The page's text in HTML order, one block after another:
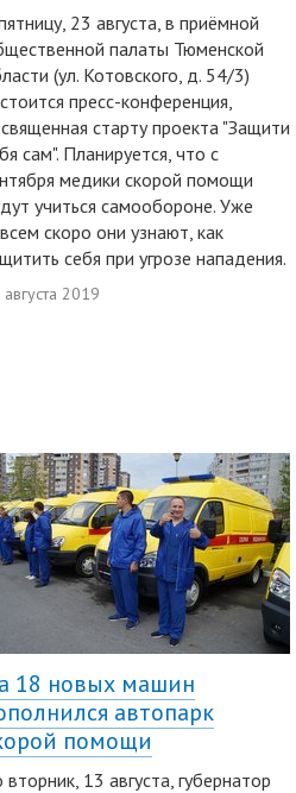
23 августа, в приёмной
палаты Тюменской
(ул. Котовского, д. 54/3)
пресс-конференция,
старту проекта "Защити
сам". Планируется, что с
медики скорой помощи
учиться самообороне. Уже
скоро они узнают, как
себя при угрозе нападения.
2019
18 новых машин
автопарк
помощи
вторник, 13 августа, губернатор